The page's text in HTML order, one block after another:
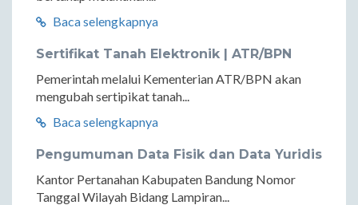
Baca selengkapnya
Sertifikat Tanah Elektronik | ATR/BPN
Pemerintah melalui Kementerian ATR/BPN akan
mengubah sertipikat tanah...
Baca selengkapnya
Pengumuman Data Fisik dan Data Yuridis
Kantor Pertanahan Kabupaten Bandung Nomor
Tanggal Wilayah Bidang Lampiran...